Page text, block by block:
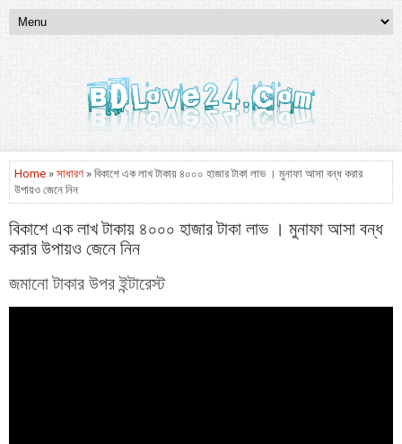
Home » সাধারণ » বিকাশে এক লাখ টাকায় ৪০০০ হাজার টাকা লাভ । মুনাফা আসা বন্ধ করার
উপায়ও জেনে নিন
বিকাশে এক লাখ টাকায় ৪০০০ হাজার টাকা লাভ । মুনাফা আসা বন্ধ
করার উপায়ও জেনে নিন
জমানো টাকার উপর ইন্টারেস্ট